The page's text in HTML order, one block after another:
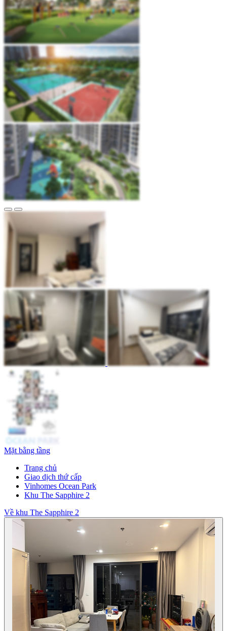
Mặt bằng tầng
Trang chủ
Giao dịch thứ cấp
Vinhomes Ocean Park
Khu The Sapphire 2
Về khu The Sapphire 2